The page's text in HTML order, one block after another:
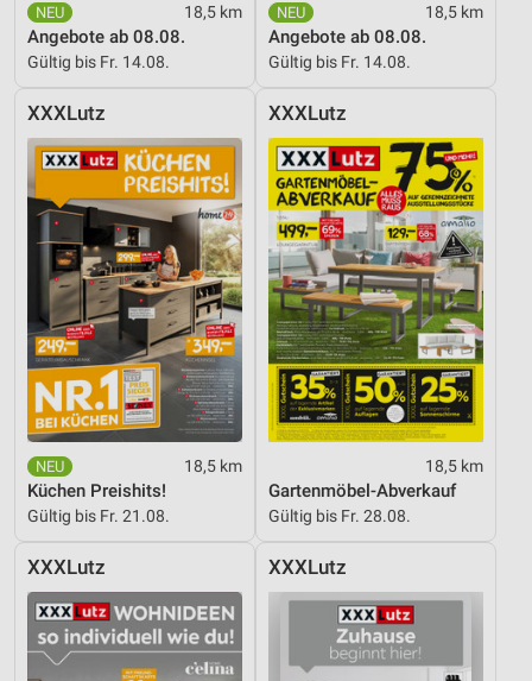
18,5 km
Angebote ab 08.08.
Gültig bis Fr. 14.08.
18,5 km
Angebote ab 08.08.
Gültig bis Fr. 14.08.
XXXLutz
18,5 km
Küchen Preishits!
Gültig bis Fr. 21.08.
XXXLutz
18,5 km
Gartenmöbel-Abverkauf
Gültig bis Fr. 28.08.
XXXLutz XXXLutz